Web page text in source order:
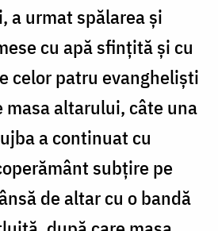
a urmat spălarea şi
cu apă sfințită și cu
celor patru evanghelişti
masa altarului, câte una
a continuat cu
subţire pe
de altar cu o bandă